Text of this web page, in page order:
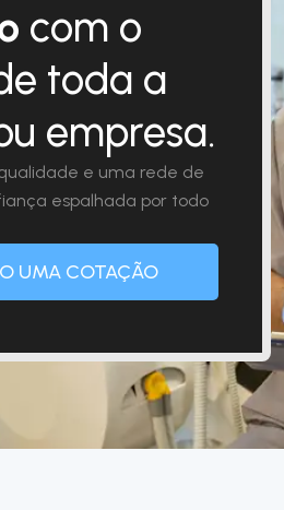
com o
toda a
empresa.
e uma rede de
espalhada por todo
UMA COTAÇÃO